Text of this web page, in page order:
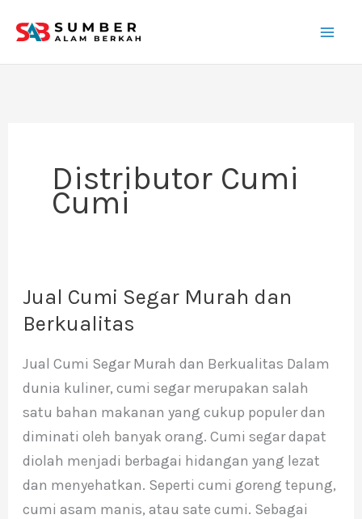
konten
Distributor Cumi
Cumi
Jual Cumi Segar Murah dan
Berkualitas
Jual Cumi Segar Murah dan Berkualitas Dalam
dunia kuliner, cumi segar merupakan salah
satu bahan makanan yang cukup populer dan
diminati oleh banyak orang. Cumi segar dapat
diolah menjadi berbagai hidangan yang lezat
dan menyehatkan. Seperti cumi goreng tepung,
cumi asam manis, atau sate cumi. Sebagai
Jual
Cumi
Murah
dan
Berkualitas